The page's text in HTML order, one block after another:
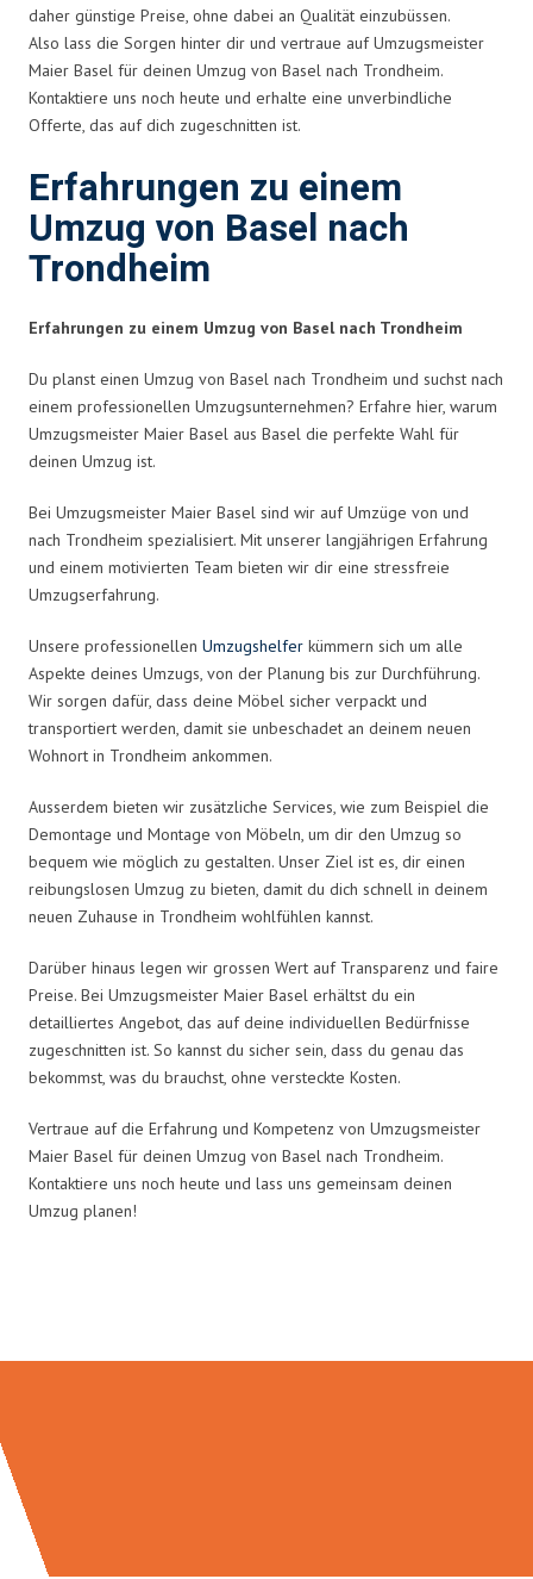
daher günstige Preise, ohne dabei an Qualität einzubüssen.
Also lass die Sorgen hinter dir und vertraue auf Umzugsmeister
Maier Basel für deinen Umzug von Basel nach Trondheim.
Kontaktiere uns noch heute und erhalte eine unverbindliche
Offerte, das auf dich zugeschnitten ist.
Erfahrungen zu einem
Umzug von Basel nach
Trondheim
Erfahrungen zu einem Umzug von Basel nach Trondheim
Du planst einen Umzug von Basel nach Trondheim und suchst nach
einem professionellen Umzugsunternehmen? Erfahre hier, warum
Umzugsmeister Maier Basel aus Basel die perfekte Wahl für
deinen Umzug ist.
Bei Umzugsmeister Maier Basel sind wir auf Umzüge von und
nach Trondheim spezialisiert. Mit unserer langjährigen Erfahrung
und einem motivierten Team bieten wir dir eine stressfreie
Umzugserfahrung.
Unsere professionellen Umzugshelfer kümmern sich um alle
Aspekte deines Umzugs, von der Planung bis zur Durchführung.
Wir sorgen dafür, dass deine Möbel sicher verpackt und
transportiert werden, damit sie unbeschadet an deinem neuen
Wohnort in Trondheim ankommen.
Ausserdem bieten wir zusätzliche Services, wie zum Beispiel die
Demontage und Montage von Möbeln, um dir den Umzug so
bequem wie möglich zu gestalten. Unser Ziel ist es, dir einen
reibungslosen Umzug zu bieten, damit du dich schnell in deinem
neuen Zuhause in Trondheim wohlfühlen kannst.
Darüber hinaus legen wir grossen Wert auf Transparenz und faire
Preise. Bei Umzugsmeister Maier Basel erhältst du ein
detailliertes Angebot, das auf deine individuellen Bedürfnisse
zugeschnitten ist. So kannst du sicher sein, dass du genau das
bekommst, was du brauchst, ohne versteckte Kosten.
Vertraue auf die Erfahrung und Kompetenz von Umzugsmeister
Maier Basel für deinen Umzug von Basel nach Trondheim.
Kontaktiere uns noch heute und lass uns gemeinsam deinen
Umzug planen!